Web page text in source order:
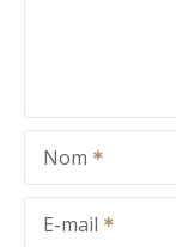
Nom
E-mail